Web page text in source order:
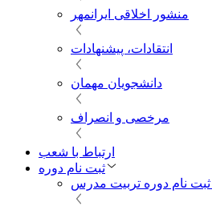
منشور اخلاقی ایرانمهر
انتقادات، پیشنهادات
دانشجویان مهمان
مرخصی و انصراف
ارتباط با شعب
ثبت نام دوره